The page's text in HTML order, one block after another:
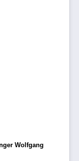
Wolfgang